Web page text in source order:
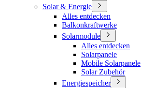
Solar & Energie
Alles entdecken
Balkonkraftwerke
Solarmodule
Alles entdecken
Solarpanele
Mobile Solarpanele
Solar Zubehör
Energiespeicher